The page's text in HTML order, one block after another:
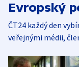
Evropský
ČT24 každý den
veřejnými médii,